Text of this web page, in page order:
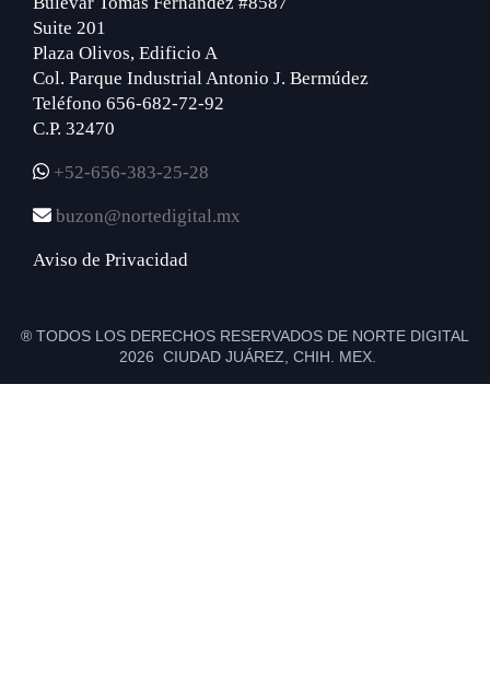
Suite 201
Plaza Olivos, Edificio A
Col. Parque Industrial Antonio J. Bermúdez
Teléfono 656-682-72-92
C.P. 32470
+52-656-383-25-28
buzon@nortedigital.mx
Aviso de Privacidad
® TODOS LOS DERECHOS RESERVADOS DE NORTE DIGITAL
2026 CIUDAD JUÁREZ, CHIH. MEX.